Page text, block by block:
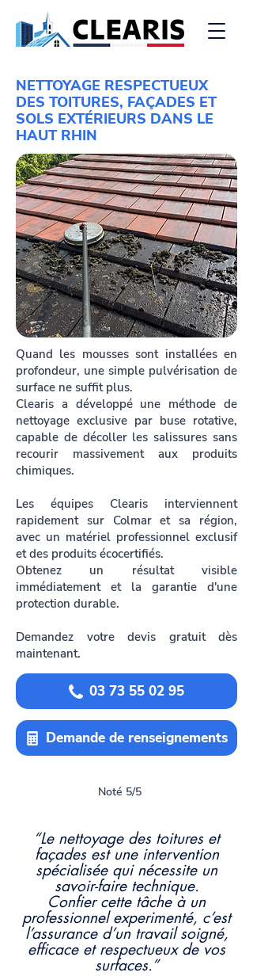
NETTOYAGE RESPECTUEUX
DES TOITURES, FAÇADES ET
SOLS EXTÉRIEURS DANS LE
HAUT RHIN
Quand les mousses sont installées en
profondeur, une simple pulvérisation de
surface ne suffit plus.
Clearis a développé une méthode de
nettoyage exclusive par buse rotative,
capable de décoller les salissures sans
recourir massivement aux produits
chimiques.
Les équipes Clearis interviennent
rapidement sur Colmar et sa région,
avec un matériel professionnel exclusif
et des produits écocertifiés.
Obtenez un résultat visible
immédiatement et la garantie d'une
protection durable.
Demandez votre devis gratuit dès
maintenant.
03 73 55 02 95
Demande de renseignements
Noté 5/5
“Le nettoyage des toitures et
façades est une intervention
spécialisée qui nécessite un
savoir-faire technique.
Confier cette tâche à un
professionnel experimenté, c’est
l’assurance d’un travail soigné,
efficace et respectueux de vos
surfaces.”